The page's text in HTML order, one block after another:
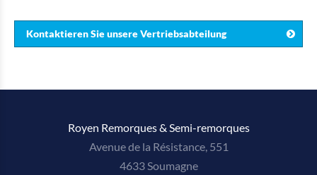
Kontaktieren Sie unsere Vertriebsabteilung
Royen Remorques & Semi-remorques
Avenue de la Résistance, 551
4633 Soumagne